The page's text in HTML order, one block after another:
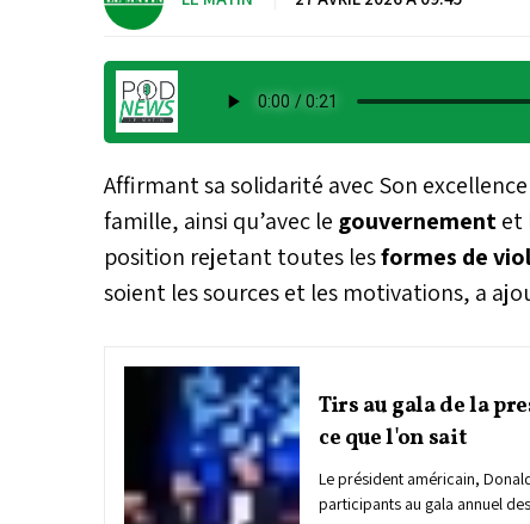
Affirmant sa solidarité avec Son
famille, ainsi qu’avec le gouvernementet
position rejetant toutes lesformes de
soient les sources et les motivations, a
Tirs au gala de la
ce que l'on sait
Le président américain,
participants au gala annuel